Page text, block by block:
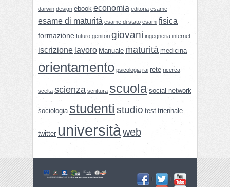
darwin design ebook economia editoria esame
esame di maturità esame di stato esami fisica
formazione futuro genitori giovani ingegneria internet
iscrizione lavoro Manuale maturità medicina
orientamento psicologia rai rete ricerca
scelta scienza scrittura scuola social network
sociologia studenti studio test triennale
twitter universitàweb